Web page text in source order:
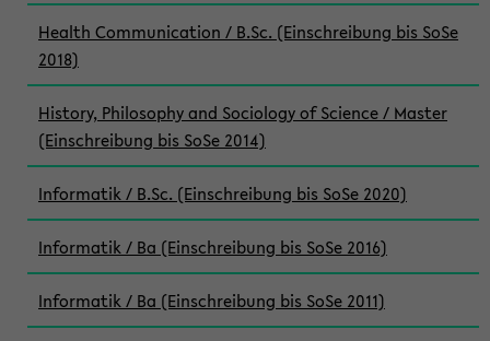
Health Communication / B.Sc. (Einschreibung bis SoSe
2018)
History, Philosophy and Sociology of Science / Master
(Einschreibung bis SoSe 2014)
Informatik / B.Sc. (Einschreibung bis SoSe 2020)
Informatik / Ba (Einschreibung bis SoSe 2016)
Informatik / Ba (Einschreibung bis SoSe 2011)